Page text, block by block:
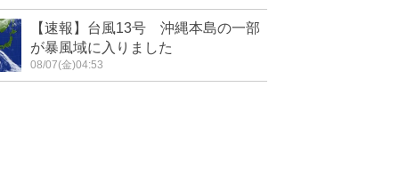
【速報】台風13号 沖縄本島の一部
が暴風域に入りました
08/07(金)04:53